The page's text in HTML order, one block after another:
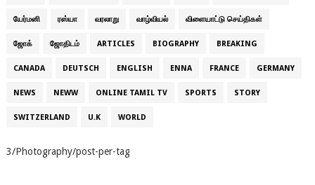
யேர்மனி ரஸ்யா வரலாறு வாழ்வியல் விளையாட்டு செய்திகள்
ஜோக் ஜோதிடம் ARTICLES BIOGRAPHY BREAKING
CANADA DEUTSCH ENGLISH ENNA FRANCE GERMANY
NEWS NEWW ONLINE TAMIL TV SPORTS STORY
SWITZERLAND U.K WORLD
3/Photography/post-per-tag